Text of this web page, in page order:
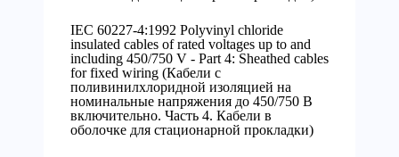
IEC 60227-4:1992 Polyvinyl chloride
insulated cables of rated voltages up to and
including 450/750 V - Part 4: Sheathed cables
for fixed wiring (Кабели с
поливинилхлоридной изоляцией на
номинальные напряжения до 450/750 В
включительно. Часть 4. Кабели в
оболочке для стационарной прокладки)